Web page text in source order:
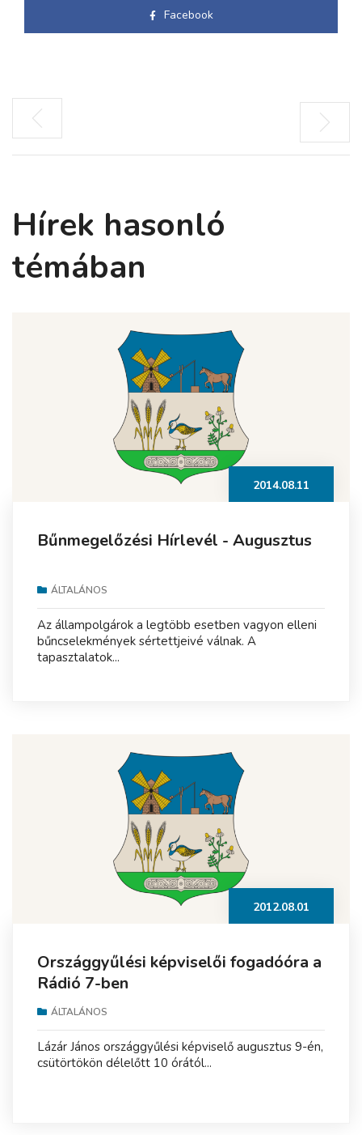
Facebook
Hírek hasonló
témában
2014.08.11
Bűnmegelőzési Hírlevél - Augusztus
ÁLTALÁNOS
Az állampolgárok a legtöbb esetben vagyon elleni
bűncselekmények sértettjeivé válnak. A
tapasztalatok...
2012.08.01
Országgyűlési képviselői fogadóóra a
Rádió 7-ben
ÁLTALÁNOS
Lázár János országgyűlési képviselő augusztus 9-én,
csütörtökön délelőtt 10 órától...